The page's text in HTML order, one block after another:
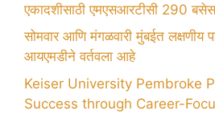
एकादशीसाठी एमएसआरटीसी 290
सोमवार आणि मंगळवारी मुंबईत
आयएमडीने वर्तवला आहे
Keiser University Pembroke
Success through Career-